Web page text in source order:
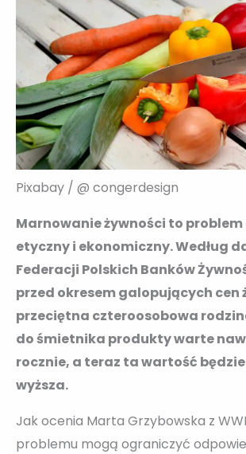
Pixabay / @ congerdesign
Marnowanie żywności to
etyczny i ekonomiczny. Według
Federacji Polskich Banków
przed okresem galopujących cen
przeciętna czteroosobowa
do śmietnika produkty warte
rocznie, a teraz ta wartość
wyższa.
Jak ocenia Marta Grzybowska z
problemu mogą ograniczyć